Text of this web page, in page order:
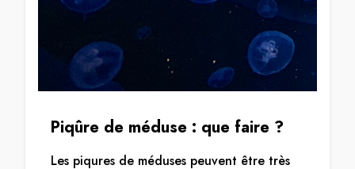
Piqûre de méduse : que faire ?
Les piqures de méduses peuvent être très